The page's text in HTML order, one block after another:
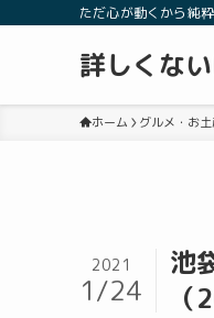
ただ心が動くから純
詳しくな
ホーム グルメ・お土
池
2021
1/24